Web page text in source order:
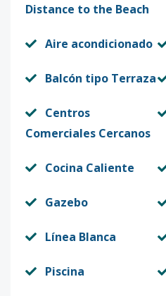
Distance to the Beach
Aire acondicionado
Balcón tipo Terraza
Centros
Comerciales Cercanos
Cocina Caliente
Gazebo
Línea Blanca
Piscina